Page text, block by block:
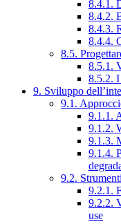
8.4.1.
8.4.2.
8.4.3.
8.4.4.
8.5.
8.5.1.
8.5.2.
9. Sviluppo
9.1.
9.1.1.
9.1.2.
9.1.3.
9.1.4.
9.2.
9.2.1.
9.2.2.
use